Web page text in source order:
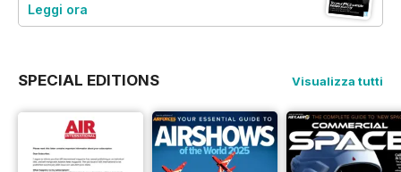
Leggi ora
SPECIAL EDITIONS Visualizza tutti